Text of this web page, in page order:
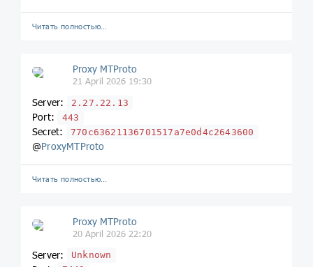
Читать полностью…
Proxy MTProto
21 April 2026 19:30
Server: 2.27.22.13
Port: 443
Secret: 770c63621136701517a7e0d4c2643600
@ProxyMTProto
Читать полностью…
Proxy MTProto
20 April 2026 22:20
Server: Unknown